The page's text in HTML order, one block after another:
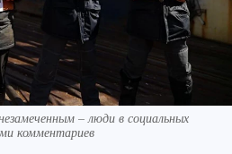
– люди в социальных
комментариев